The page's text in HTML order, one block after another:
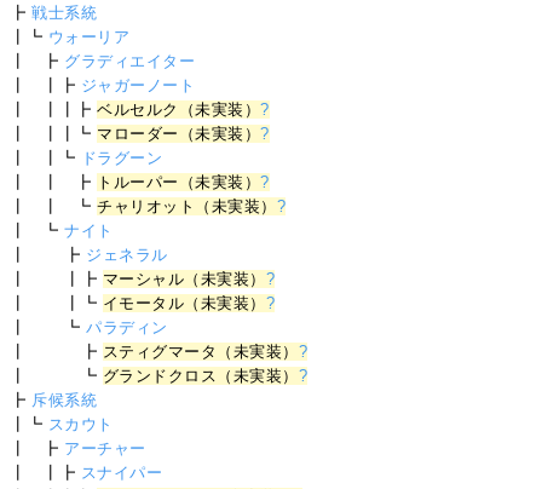
┣戦士系統
┃┗ ウォーリア
┃ ┣ グラディエイター
┃ ┃┣ ジャガーノート
┃ ┃┃┣ベルセルク（未実装）?
┃ ┃┃┗ マローダー（未実装）?
┃ ┃┗ ドラグーン
┃ ┃ ┣ トルーパー（未実装）?
┃ ┃ ┗チャリオット（未実装） ?
┃ ┗ナイト
┃ ┣ ジェネラル
┃ ┃┣ マーシャル（未実装） ?
┃ ┃┗ イモータル（未実装） ?
┃ ┗パラディン
┃ ┣ スティグマータ（未実装） ?
┃ ┗ グランドクロス（未実装） ?
┣ 斥候系統
┃┗ スカウト
┃ ┣ アーチャー
┃ ┃┣ スナイパー